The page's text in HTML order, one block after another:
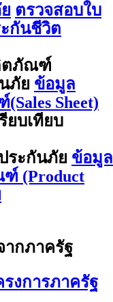
ตรวจสอบใบ
กันชีวิต
ตภัณฑ์
ภัย ข้อมูล
Sheet)
ยบเทียบ
ระกันภัย ข้อมูล
(Product
ากภาครัฐ
รงการภาครัฐ